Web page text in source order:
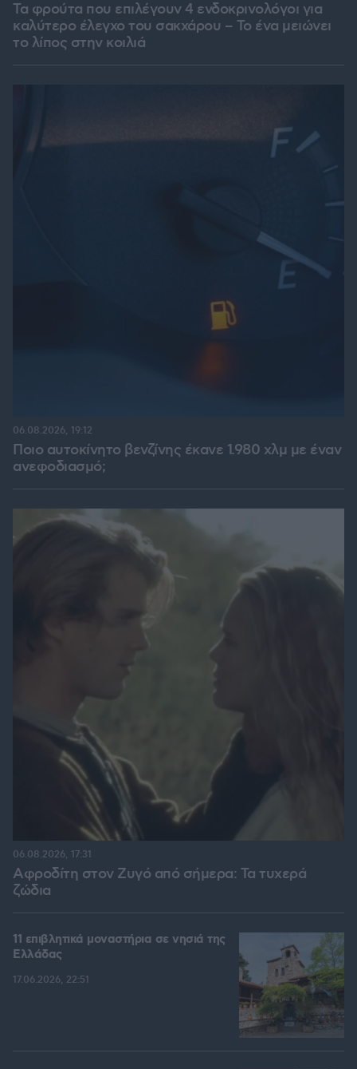
Τα φρούτα που επιλέγουν 4 ενδοκρινολόγοι για
καλύτερο έλεγχο του σακχάρου – Το ένα μειώνει
το λίπος στην κοιλιά
Ποιο αυτοκίνητο βενζίνης έκανε 1.980 χλμ με έναν
ανεφοδιασμό;
06.08.2026, 19:12
Αφροδίτη στον Ζυγό από σήμερα: Τα τυχερά
ζώδια
06.08.2026, 17:31
11 επιβλητικά μοναστήρια σε νησιά της
Ελλάδας
17.06.2026, 22:51